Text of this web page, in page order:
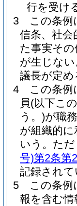
行を受け
3
この条例
信条、社会
た事実そ
が生じな
議長が定
4
この条例
員(以下こ
う。)が職
が組織的
いう。 た
号)第2条第
記録され
5
この条例
報を含む